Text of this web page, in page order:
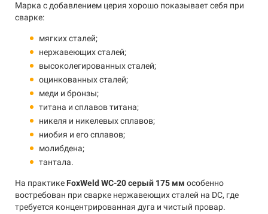
Марка с добавлением церия хорошо показывает себя при
сварке:
мягких сталей;
нержавеющих сталей;
высоколегированных сталей;
оцинкованных сталей;
меди и бронзы;
титана и сплавов титана;
никеля и никелевых сплавов;
ниобия и его сплавов;
молибдена;
тантала.
На практике FoxWeld WC-20 серый 175 мм особенно
востребован при сварке нержавеющих сталей на DC, где
требуется концентрированная дуга и чистый провар.